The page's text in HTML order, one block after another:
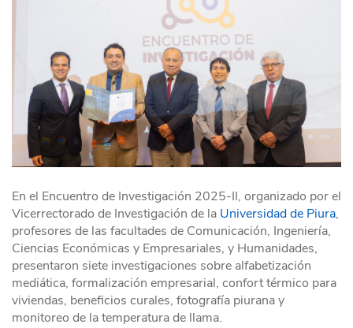
En el Encuentro de Investigación 2025-II, organizado por el
Vicerrectorado de Investigación de la Universidad de Piura,
profesores de las facultades de Comunicación, Ingeniería,
Ciencias Económicas y Empresariales, y Humanidades,
presentaron siete investigaciones sobre alfabetización
mediática, formalización empresarial, confort térmico para
viviendas, beneficios curales, fotografía piurana y
monitoreo de la temperatura de llama.